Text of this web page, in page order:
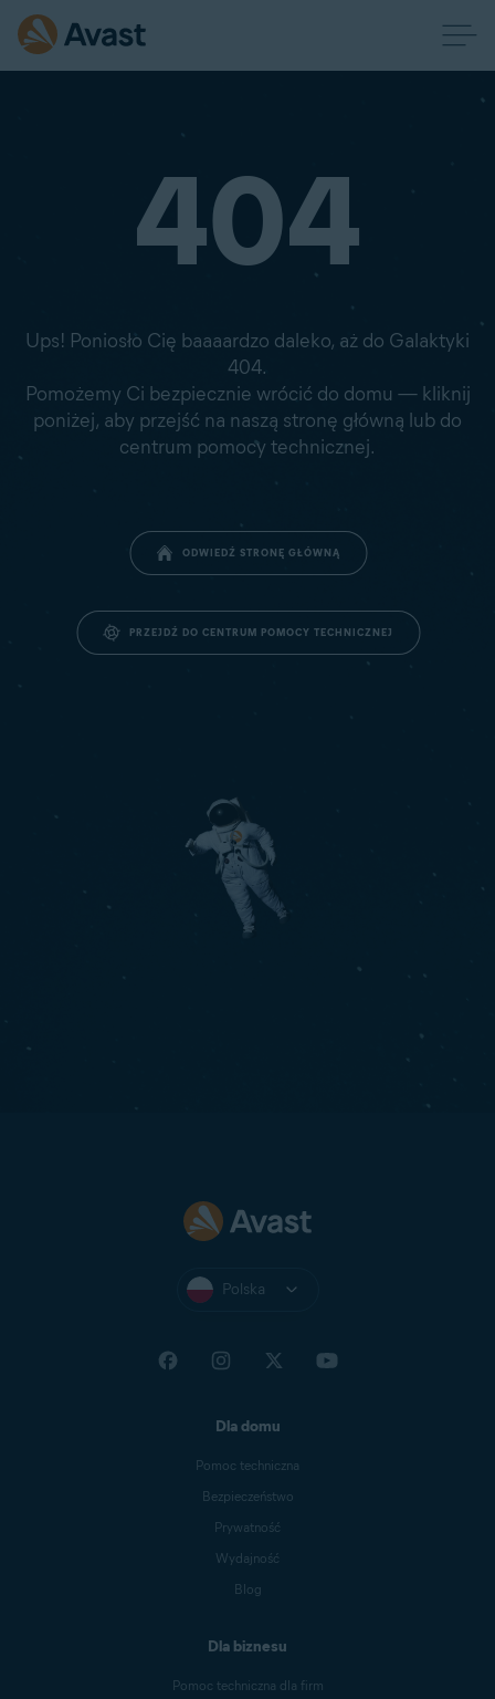
404
Ups! Poniosło Cię baaaardzo daleko, aż do Galaktyki
404.
Pomożemy Ci bezpiecznie wrócić do domu — kliknij
poniżej, aby przejść na naszą stronę główną lub do
centrum pomocy technicznej.
ODWIEDŹ STRONĘ GŁÓWNĄ
PRZEJDŹ DO CENTRUM POMOCY TECHNICZNEJ
Polska
Dla domu
Pomoc techniczna
Bezpieczeństwo
Prywatność
Wydajność
Blog
Dla biznesu
Pomoc techniczna dla firm